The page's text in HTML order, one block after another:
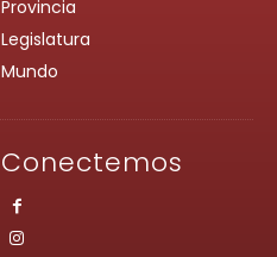
Provincia
Legislatura
Mundo
Conectemos